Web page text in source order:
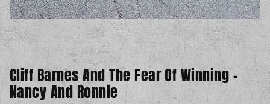
Cliff Barnes And The Fear Of Winning -
Nancy And Ronnie